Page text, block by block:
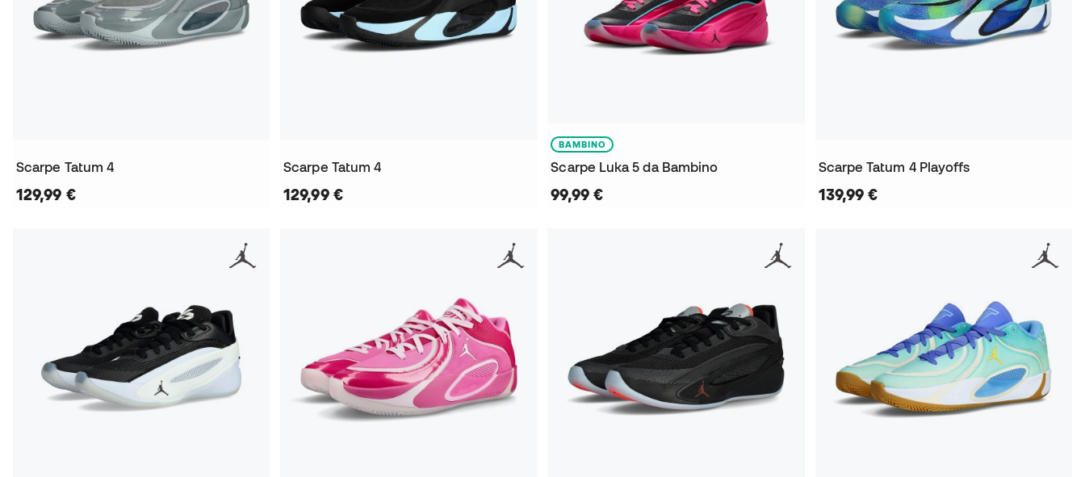
Scarpe Tatum 4
129,99 €
Scarpe Tatum 4
129,99 €
BAMBINO
Scarpe Luka 5 da Bambino
99,99 €
Scarpe Tatum 4 Playoffs
139,99 €